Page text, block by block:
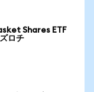
Shares ETF
ロチ